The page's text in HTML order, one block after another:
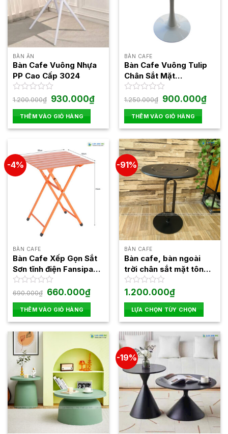
BÀN ĂN
Bàn Cafe Vuông Nhựa
PP Cao Cấp 3024
Được
hạng
0
5
1.200.000₫ Giá
gốc
là:
1.200.000₫.
930.000₫Giá
hiện
930.000₫.
THÊM VÀO GIỎ HÀNG
BÀN CAFE
Bàn Cafe Vuông Tulip
Chân Sắt Mặt
Composite LAST252
Được
hạng
0
5
sao
1.250.000₫ Giá
gốc
là:
1.250.000₫.
900.000₫Giá
hiện
THÊM VÀO GIỎ HÀNG
-4%
BÀN CAFE
Bàn Cafe Xếp Gọn Sắt
Sơn tĩnh điện Fansipan
Sắt Cao
Được
hạng
0
5
sao
690.000₫ Giá
gốc
là:
690.000₫.
660.000₫Giá
hiện
tại
là:
660.000₫.
THÊM VÀO GIỎ HÀNG
-91%
BÀN CAFE
Bàn cafe, bàn ngoài
trời chân sắt mặt tôn
SKB03
Được
hạng
0
5
sao
1.200.000₫
LỰA CHỌN TÙY CHỌN
Sản
phẩm
này
có
nhiều
biến
thể.
Các
tùy
chọn
có
-19%